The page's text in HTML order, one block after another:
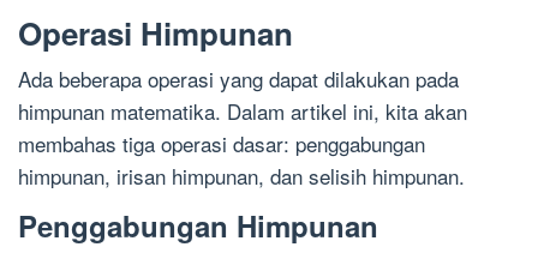
Operasi Himpunan
Ada beberapa operasi yang dapat dilakukan pada
himpunan matematika. Dalam artikel ini, kita akan
membahas tiga operasi dasar: penggabungan
himpunan, irisan himpunan, dan selisih himpunan.
Penggabungan Himpunan